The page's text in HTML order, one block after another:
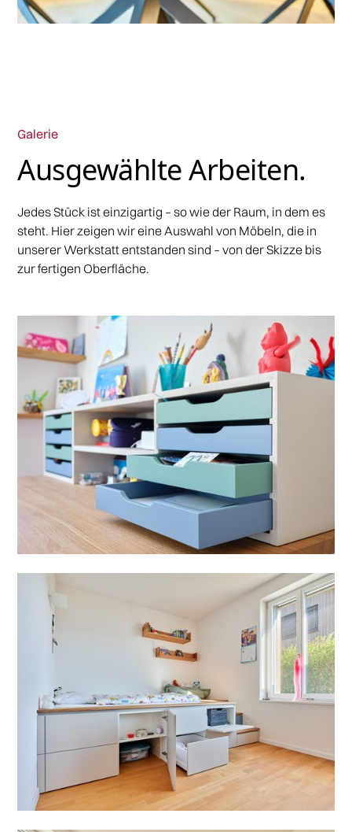
Galerie
Ausgewählte Arbeiten.
Jedes Stück ist einzigartig – so wie der Raum, in dem es
steht. Hier zeigen wir eine Auswahl von Möbeln, die in
unserer Werkstatt entstanden sind – von der Skizze bis
zur fertigen Oberfläche.